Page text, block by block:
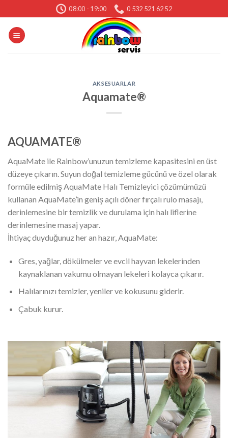
to
content
08:00 - 19:00 0 532 521 62 52
AKSESUARLAR
Aquamate®
AQUAMATE®
AquaMate ile Rainbow’unuzun temizleme kapasitesini en üst
düzeye çıkarın. Suyun doğal temizleme gücünü ve özel olarak
formüle edilmiş AquaMate Halı Temizleyici çözümümüzü
kullanan AquaMate’in geniş açılı döner fırçalı rulo masajı,
derinlemesine bir temizlik ve durulama için halı liflerine
derinlemesine masaj yapar.
İhtiyaç duyduğunuz her an hazır, AquaMate:
Gres, yağlar, dökülmeler ve evcil hayvan lekelerinden
kaynaklanan vakumu olmayan lekeleri kolayca çıkarır.
Halılarınızı temizler, yeniler ve kokusunu giderir.
Çabuk kurur.